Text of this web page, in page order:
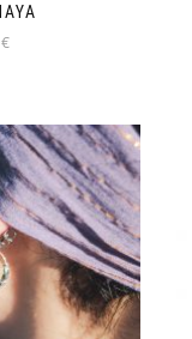
€